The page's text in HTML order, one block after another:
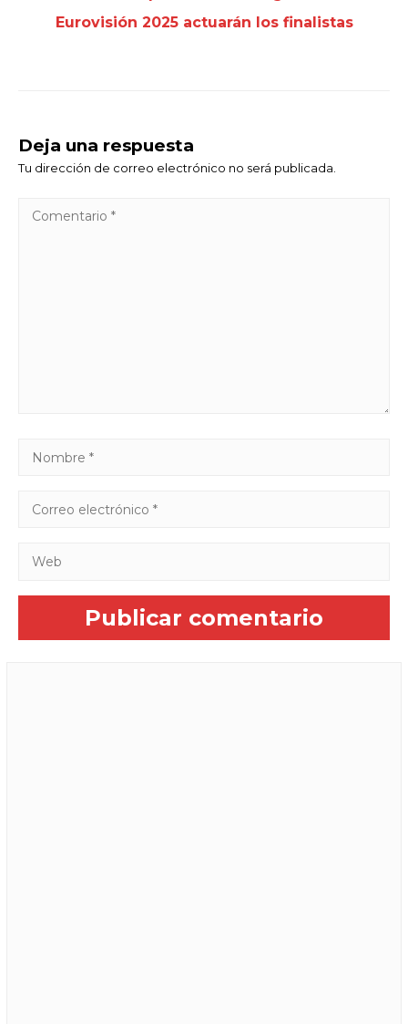
Eurovisión 2025 actuarán los finalistas
Deja una respuesta
Tu dirección de correo electrónico no será publicada.